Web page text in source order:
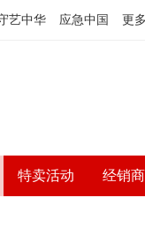
艺中华 应急中国 更多
特卖活动 经销商